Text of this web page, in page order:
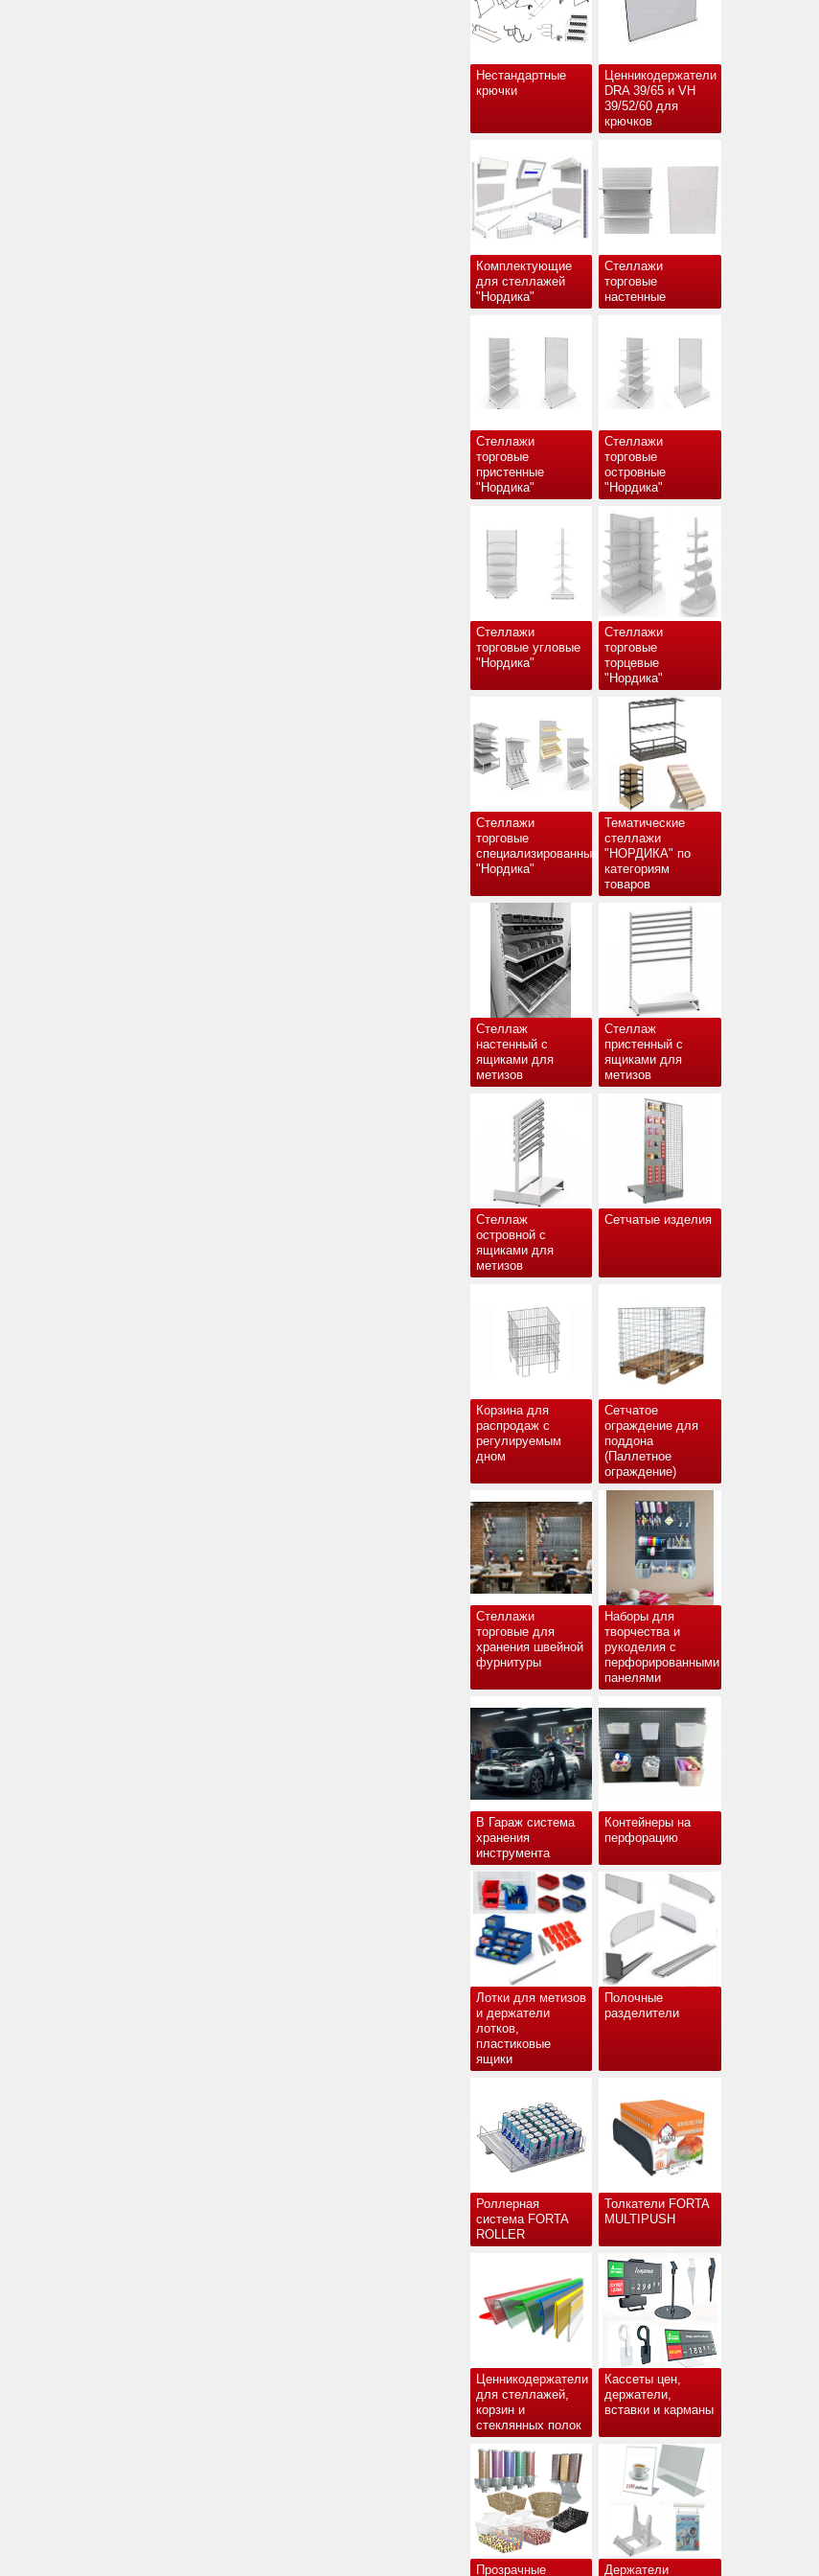
Нестандартные
крючки
Ценникодержатели
DRA 39/65 и VH
39/52/60 для
крючков
Комплектующие
для стеллажей
"Нордика"
Стеллажи
торговые
настенные
Стеллажи
торговые
пристенные
"Нордика"
Стеллажи
торговые
островные
"Нордика"
Стеллажи
торговые угловые
"Нордика"
Стеллажи
торговые
торцевые
"Нордика"
Стеллажи
торговые
специализированные
"Нордика"
Тематические
стеллажи
"НОРДИКА" по
категориям
товаров
Стеллаж
настенный с
ящиками для
метизов
Стеллаж
пристенный с
ящиками для
метизов
Стеллаж
островной с
ящиками для
метизов
Сетчатые изделия
Корзина для
распродаж с
регулируемым
дном
Сетчатое
ограждение для
поддона
(Паллетное
ограждение)
Стеллажи
торговые для
хранения швейной
фурнитуры
Наборы для
творчества и
рукоделия с
перфорированными
панелями
В Гараж система
хранения
инструмента
Контейнеры на
перфорацию
Лотки для метизов
и держатели
лотков,
пластиковые
ящики
Полочные
разделители
Роллерная
система FORTA
ROLLER
Толкатели FORTA
MULTIPUSH
Ценникодержатели
для стеллажей,
корзин и
стеклянных полок
Кассеты цен,
держатели,
вставки и карманы
Прозрачные Держатели